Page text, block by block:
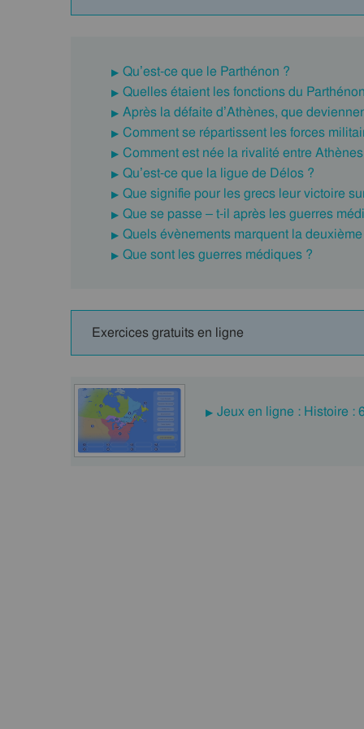
Qu’est-ce que le Parthénon ?
Quelles étaient les fonctions du
Après la défaite d’Athènes, que
Comment se répartissent les forces
Comment est née la rivalité entre
Qu’est-ce que la ligue de Délos ?
Que signifie pour les grecs leur victoire
Que se passe – t-il après les guerres
Quels évènements marquent la
Que sont les guerres médiques ?
Exercices gratuits en ligne
Jeux en ligne : Histoire :